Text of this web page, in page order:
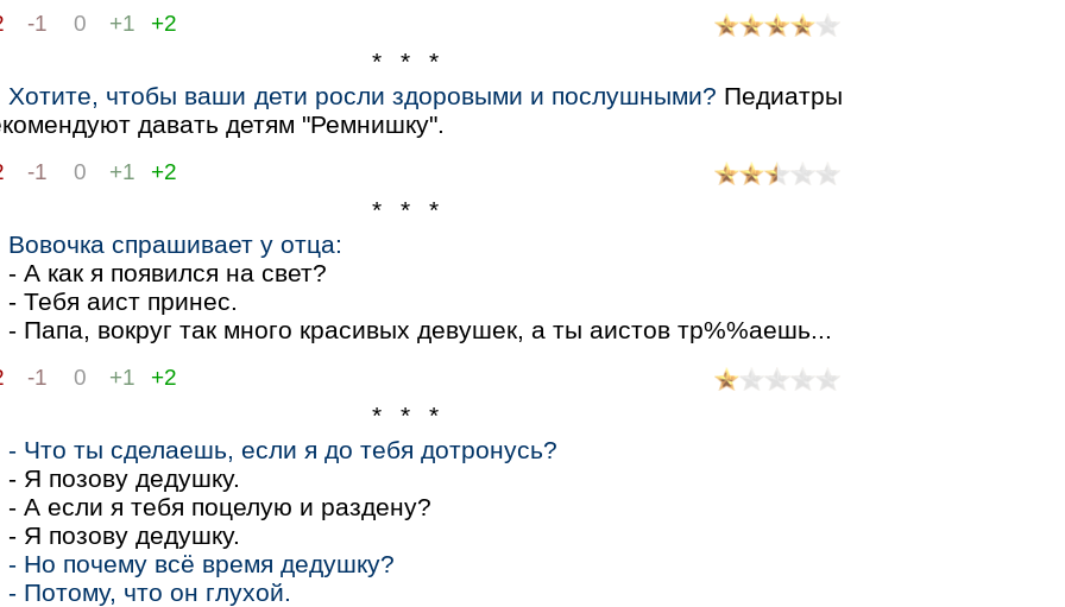
-1 0 +1 +2
* * *
Хотите, чтобы ваши дети росли здоровыми и послушными? Педиатры
давать детям "Ремнишку".
-1 0 +1 +2
* * *
Вовочка спрашивает у отца:
- А как я появился на свет?
- Тебя аист принес.
- Папа, вокруг так много красивых девушек, а ты аистов тр%%аешь...
-1 0 +1 +2
* * *
- Что ты сделаешь, если я до тебя дотронусь?
- Я позову дедушку.
- А если я тебя поцелую и раздену?
- Я позову дедушку.
- Но почему всё время дедушку?
- Потому, что он глухой.